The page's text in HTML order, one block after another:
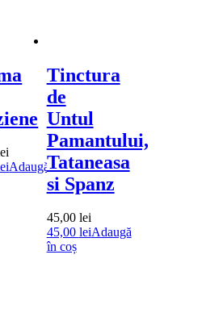
Adaugă
Tinctura
de
Untul
Pamantului,
Tataneasa
si Spanz
45,00 lei
45,00 leiAdaugă
în coș